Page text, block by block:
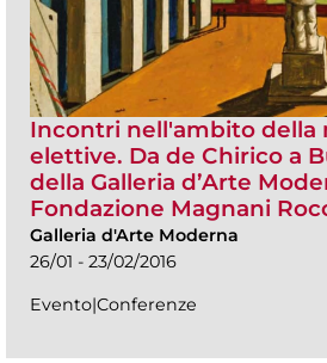
Incontri nell'ambito della
elettive. Da de Chirico a
della Galleria d’Arte
Fondazione Magnani
Galleria d'Arte Moderna
26/01 - 23/02/2016
Evento|Conferenze